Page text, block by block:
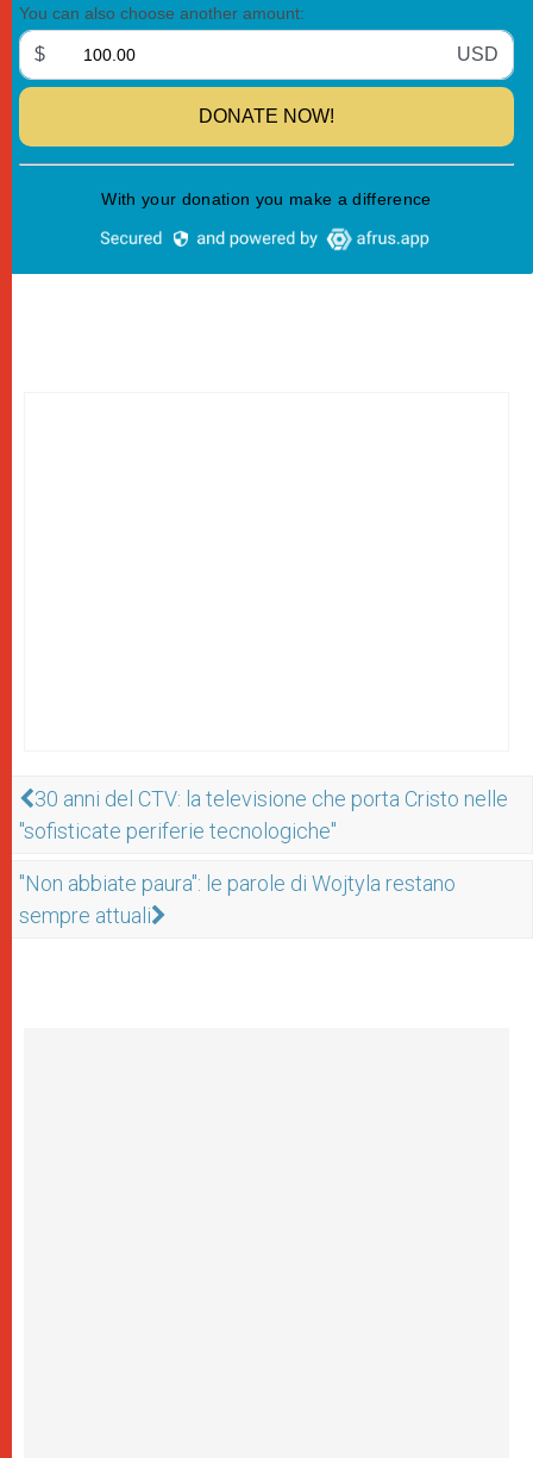
30 anni del CTV: la televisione che porta Cristo nelle
"sofisticate periferie tecnologiche"
"Non abbiate paura": le parole di Wojtyla restano
sempre attuali